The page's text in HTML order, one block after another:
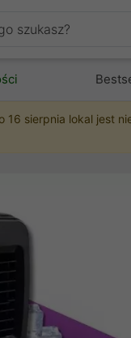
16 sierpnia lokal jest